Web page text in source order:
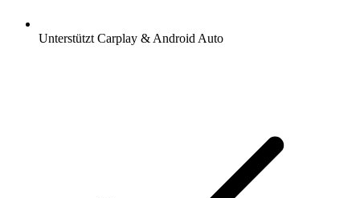
Unterstützt Carplay & Android Auto